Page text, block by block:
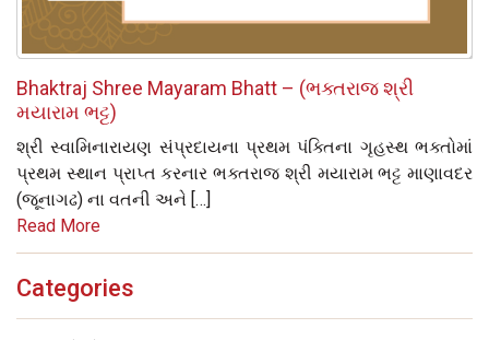
Bhaktraj Shree Mayaram Bhatt – (ભક્તરાજ શ્રી
મયારામ ભટ્ટ)
શ્રી સ્વામિનારાયણ સંપ્રદાયના પ્રથમ પંક્તિના ગૃહસ્થ ભક્તોમાં
પ્રથમ સ્થાન પ્રાપ્ત કરનાર ભક્તરાજ શ્રી મયારામ ભટ્ટ માણાવદર
(જૂનાગઢ) ના વતની અને […]
Read More
Categories